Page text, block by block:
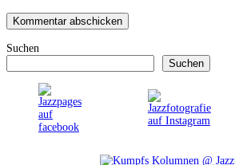
Suchen
Suchen